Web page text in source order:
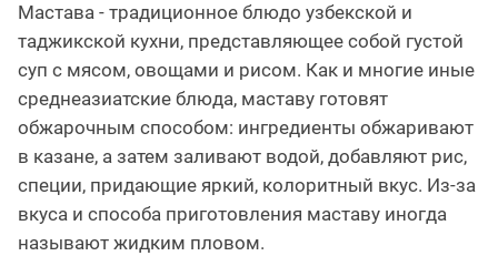
Мастава - традиционное блюдо узбекской и
таджикской кухни, представляющее собой густой
суп с мясом, овощами и рисом. Как и многие иные
среднеазиатские блюда, маставу готовят
обжарочным способом: ингредиенты обжаривают
в казане, а затем заливают водой, добавляют рис,
специи, придающие яркий, колоритный вкус. Из-за
вкуса и способа приготовления маставу иногда
называют жидким пловом.